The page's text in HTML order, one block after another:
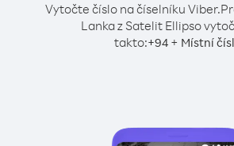
Vytočte číslo na číselníku Viber.
Lanka z Satelit Ellipso
takto:+94+ Místní